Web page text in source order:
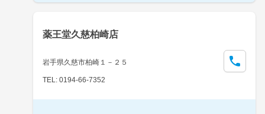
薬王堂久慈柏崎店
岩手県久慈市柏崎１－２５
TEL: 0194-66-7352